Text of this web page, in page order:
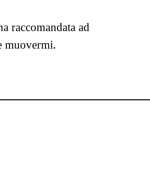
raccomandata ad
muovermi.